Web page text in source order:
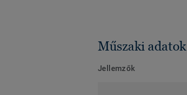
Műszaki adatok
Jellemzők